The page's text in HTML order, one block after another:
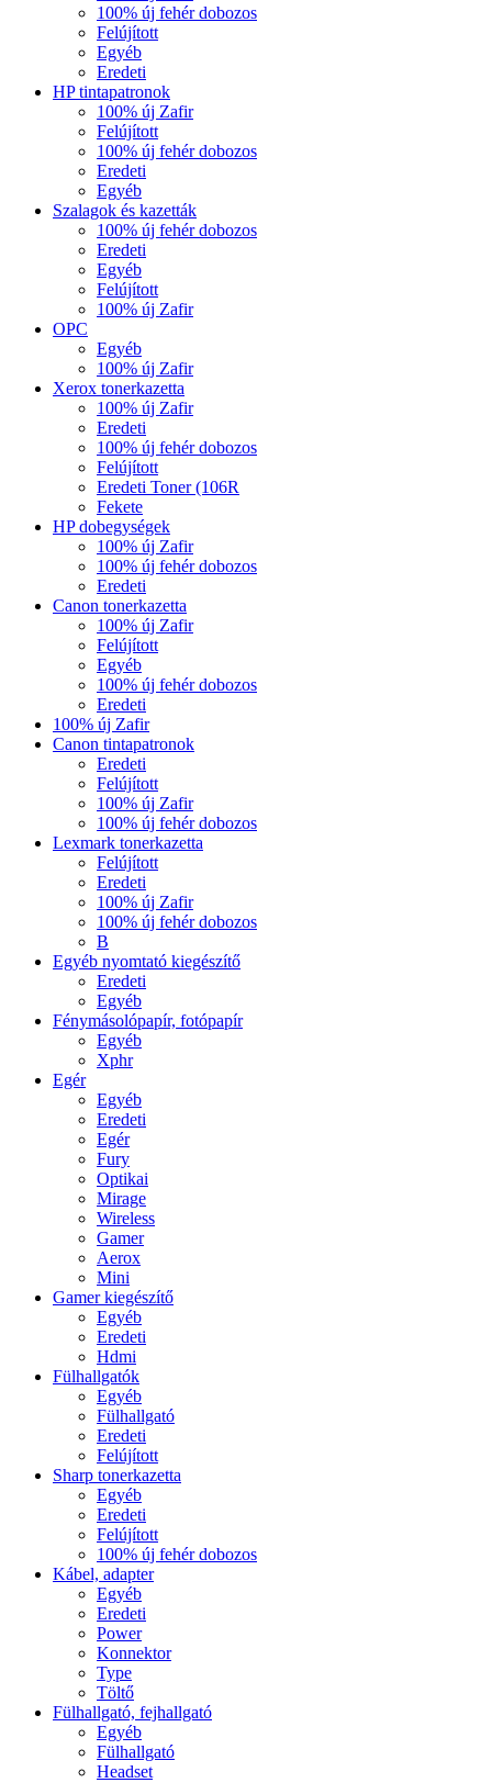
100% új fehér dobozos
Felújított
Egyéb
Eredeti
HP tintapatronok
100% új Zafir
Felújított
100% új fehér dobozos
Eredeti
Egyéb
Szalagok és kazetták
100% új fehér dobozos
Eredeti
Egyéb
Felújított
100% új Zafir
OPC
Egyéb
100% új Zafir
Xerox tonerkazetta
100% új Zafir
Eredeti
100% új fehér dobozos
Felújított
Eredeti Toner (106R
Fekete
HP dobegységek
100% új Zafir
100% új fehér dobozos
Eredeti
Canon tonerkazetta
100% új Zafir
Felújított
Egyéb
100% új fehér dobozos
Eredeti
100% új Zafir
Canon tintapatronok
Eredeti
Felújított
100% új Zafir
100% új fehér dobozos
Lexmark tonerkazetta
Felújított
Eredeti
100% új Zafir
100% új fehér dobozos
B
Egyéb nyomtató kiegészítő
Eredeti
Egyéb
Fénymásolópapír, fotópapír
Egyéb
Xphr
Egér
Egyéb
Eredeti
Egér
Fury
Optikai
Mirage
Wireless
Gamer
Aerox
Mini
Gamer kiegészítő
Egyéb
Eredeti
Hdmi
Fülhallgatók
Egyéb
Fülhallgató
Eredeti
Felújított
Sharp tonerkazetta
Egyéb
Eredeti
Felújított
100% új fehér dobozos
Kábel, adapter
Egyéb
Eredeti
Power
Konnektor
Type
Töltő
Fülhallgató, fejhallgató
Egyéb
Fülhallgató
Headset